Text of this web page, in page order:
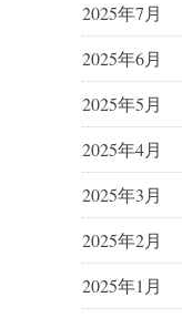
2025年7月
2025年6月
2025年5月
2025年4月
2025年3月
2025年2月
2025年1月